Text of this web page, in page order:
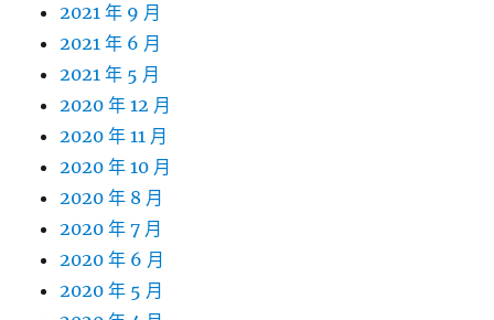
2021 年 9 月
2021 年 6 月
2021 年 5 月
2020 年 12 月
2020 年 11 月
2020 年 10 月
2020 年 8 月
2020 年 7 月
2020 年 6 月
2020 年 5 月